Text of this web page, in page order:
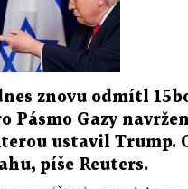
znovu odmítl
Pásmo Gazy
ustavil Trump.
píše Reuters.